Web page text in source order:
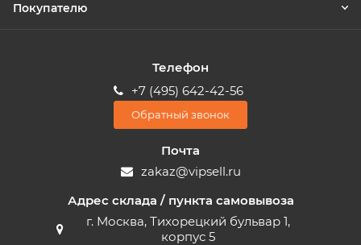
Покупателю
Телефон
+7 (495) 642-42-56
Обратный звонок
Почта
zakaz@vipsell.ru
Адрес склада / пункта самовывоза
г. Москва, Тихорецкий бульвар 1,
корпус 5